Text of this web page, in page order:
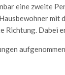
eine zweite
Richtung. Dabei